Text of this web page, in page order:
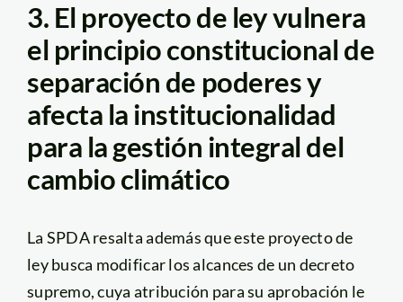
3. El proyecto de ley vulnera
el principio constitucional de
separación de poderes y
afecta la institucionalidad
para la gestión integral del
cambio climático
La SPDA resalta además que este proyecto de
ley busca modificar los alcances de un decreto
supremo, cuya atribución para su aprobación le